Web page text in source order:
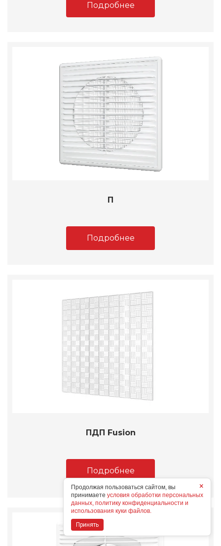
Подробнее
П
Подробнее
ПДП Fusion
Подробнее
×
Продолжая пользоваться сайтом, вы
принимаете условия обработки персональных
данных, политику конфиденциальности и
использования куки файлов.
Принять